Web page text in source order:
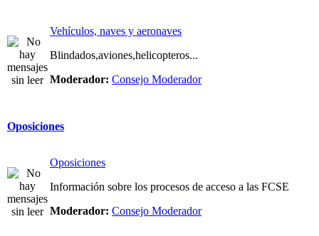
Vehículos, naves y aeronaves
Blindados,aviones,helicopteros...
Moderador: Consejo Moderador
Oposiciones
Oposiciones
Información sobre los procesos de acceso a las FCSE
Moderador: Consejo Moderador